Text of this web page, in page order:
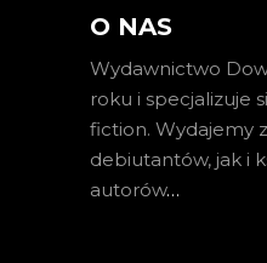
O NAS
Wydawnictwo
roku i specjalizuje
fiction. Wydajemy
debiutantów, jak i
autorów…